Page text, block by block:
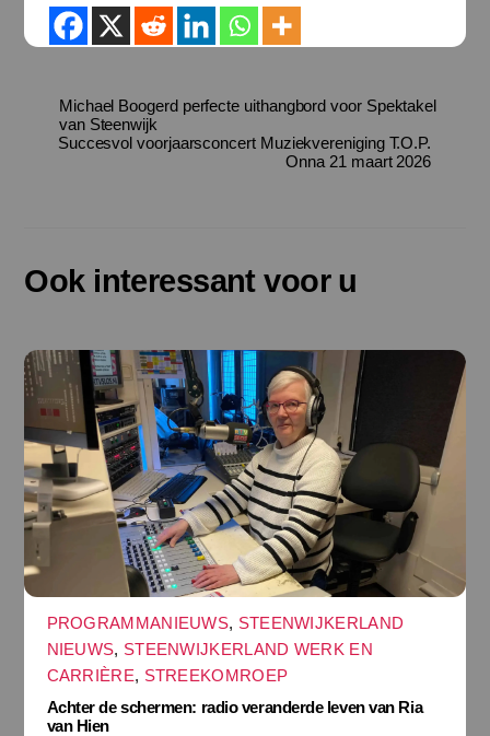
Michael Boogerd perfecte uithangbord voor Spektakel
van Steenwijk
Succesvol voorjaarsconcert Muziekvereniging T.O.P.
Onna 21 maart 2026
Ook interessant voor u
PROGRAMMANIEUWS, STEENWIJKERLAND
NIEUWS, STEENWIJKERLAND WERK EN
CARRIÈRE, STREEKOMROEP
Achter de schermen: radio veranderde leven van Ria
van Hien